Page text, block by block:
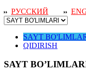
РУССКИЙ
SAYT
QIDIRISH
SAYT